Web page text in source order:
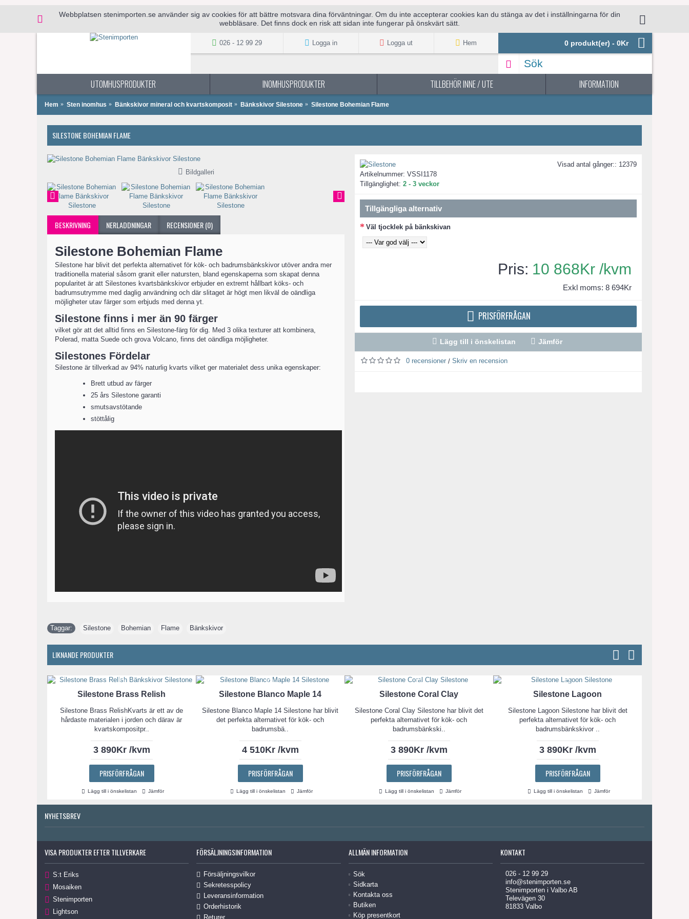
Webbplatsen stenimporten.se använder sig av cookies för att bättre motsvara dina förväntningar. Om du inte accepterar cookies kan du stänga av det i inställningarna för din
webbläsare. Det finns dock en risk att sidan inte fungerar på önskvärt sätt.
026 - 12 99 29 Logga in Logga ut Hem 0 produkt(er) - 0Kr
UTOMHUSPRODUKTER INOMHUSPRODUKTER TILLBEHÖR INNE / UTE INFORMATION
Hem Sten inomhus Bänkskivor mineral och kvartskomposit Bänkskivor Silestone Silestone Bohemian Flame
SILESTONE BOHEMIAN FLAME
Bildgalleri
BESKRIVNING NERLADDNINGAR RECENSIONER (0)
Silestone Bohemian Flame
Silestone har blivit det perfekta alternativet för kök- och badrumsbänkskivor utöver andra mer
traditionella material såsom granit eller natursten, bland egenskaperna som skapat denna
popularitet är att Silestones kvartsbänkskivor erbjuder en extremt hållbart köks- och
badrumsutrymme med daglig användning och där slitaget är högt men likväl de oändliga
möjligheter utav färger som erbjuds med denna yt.
Silestone finns i mer än 90 färger
vilket gör att det alltid finns en Silestone-färg för dig. Med 3 olika texturer att kombinera,
Polerad, matta Suede och grova Volcano, finns det oändliga möjligheter.
Silestones Fördelar
Silestone är tillverkad av 94% naturlig kvarts vilket ger materialet dess unika egenskaper:
Brett utbud av färger
25 års Silestone garanti
smutsavstötande
stöttålig
Visad antal gånger:: 12379
Artikelnummer: VSSI1178
Tillgänglighet: 2 - 3 veckor
Tillgängliga alternativ
Väl tjocklek på bänkskivan
10 868Kr /kvm
Exkl moms: 8 694Kr
PRISFÖRFRÅGAN
Lägg till i önskelistan Jämför
0 recensioner / Skriv en recension
Taggar: Silestone Bohemian Flame Bänkskivor
LIKNANDE PRODUKTER
Silestone Brass Relish
Silestone Brass RelishKvarts är ett av de
hårdaste materialen i jorden och därav är
kvartskompositpr..
3 890Kr /kvm
PRISFÖRFRÅGAN
Lägg till i önskelistan Jämför
Silestone Blanco Maple 14
Silestone Blanco Maple 14 Silestone har blivit
det perfekta alternativet för kök- och
badrumsbä..
4 510Kr /kvm
PRISFÖRFRÅGAN
Lägg till i önskelistan Jämför
Silestone Coral Clay
Silestone Coral Clay Silestone har blivit det
perfekta alternativet för kök- och
badrumsbänkski..
3 890Kr /kvm
PRISFÖRFRÅGAN
Lägg till i önskelistan Jämför
Silestone Lagoon
Silestone Lagoon Silestone har blivit det
perfekta alternativet för kök- och
badrumsbänkskivor ..
3 890Kr /kvm
PRISFÖRFRÅGAN
Lägg till i önskelistan Jämför
NYHETSBREV
VISA PRODUKTER EFTER TILLVERKARE
S:t Eriks
Mosaiken
Stenimporten
Lightson
FÖRSÄLJNINGSINFORMATION
Försäljningsvilkor
Sekretesspolicy
Leveransinformation
Orderhistorik
Returer
ALLMÄN INFORMATION
Sök
Sidkarta
Kontakta oss
Butiken
Köp presentkort
KONTAKT
026 - 12 99 29
info@stenimporten.se
Stenimporten i Valbo AB
Televägen 30
81833 Valbo